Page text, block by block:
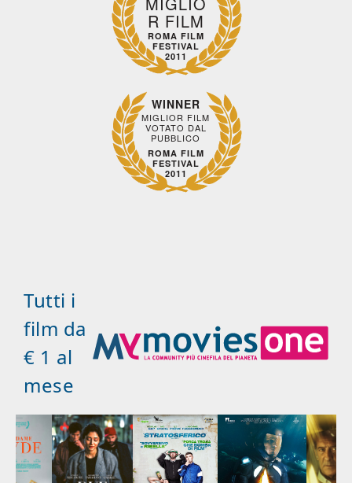
R FILM
ROMA FILM
FESTIVAL
2011
WINNER
MIGLIOR FILM
VOTATO DAL
PUBBLICO
ROMA FILM
FESTIVAL
2011
Tutti i
film da
€ 1 al
mese